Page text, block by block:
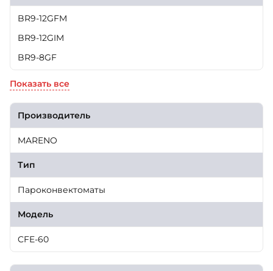
BR9-12GFM
BR9-12GIM
BR9-8GF
Показать все
Производитель
MARENO
Тип
Пароконвектоматы
Модель
CFE-60